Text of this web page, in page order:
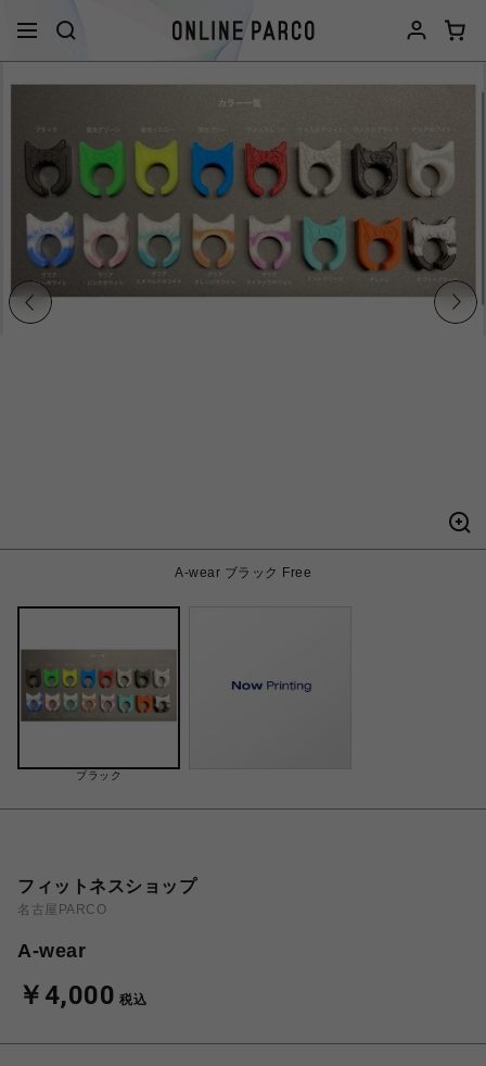
A-wear ブラック Free
ブラック
フィットネスショップ
名古屋PARCO
A-wear
￥4,000 税込